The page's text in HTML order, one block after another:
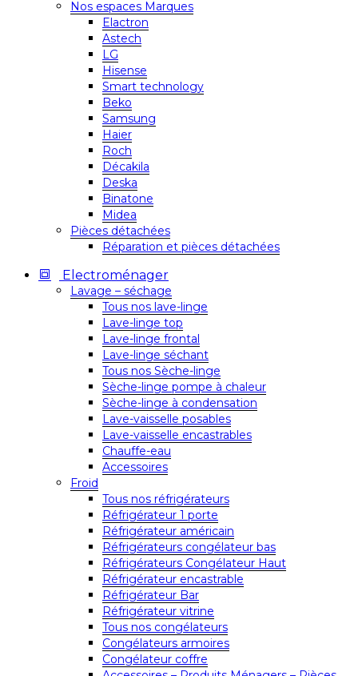
Nos espaces Marques
Elactron
Astech
LG
Hisense
Smart technology
Beko
Samsung
Haier
Roch
Décakila
Deska
Binatone
Midea
Pièces détachées
Réparation et pièces détachées
Electroménager
Lavage – séchage
Tous nos lave-linge
Lave-linge top
Lave-linge frontal
Lave-linge séchant
Tous nos Sèche-linge
Sèche-linge pompe à chaleur
Sèche-linge à condensation
Lave-vaisselle posables
Lave-vaisselle encastrables
Chauffe-eau
Accessoires
Froid
Tous nos réfrigérateurs
Réfrigérateur 1 porte
Réfrigérateur américain
Réfrigérateurs congélateur bas
Réfrigérateurs Congélateur Haut
Réfrigérateur encastrable
Réfrigérateur Bar
Réfrigérateur vitrine
Tous nos congélateurs
Congélateurs armoires
Congélateur coffre